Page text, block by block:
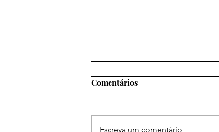
Comentários
Escreva um comentário